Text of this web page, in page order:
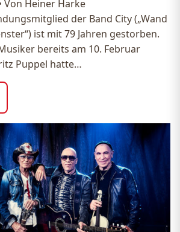
Von Heiner Harke
der Band City („Wand
ist mit 79 Jahren gestorben.
bereits am 10. Februar
Puppel hatte…